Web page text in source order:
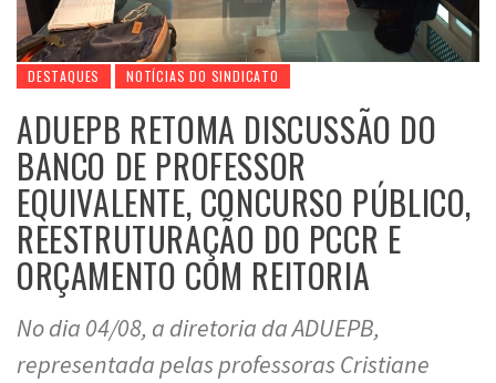
DESTAQUES NOTÍCIAS DO SINDICATO
ADUEPB RETOMA DISCUSSÃO DO
BANCO DE PROFESSOR
EQUIVALENTE, CONCURSO PÚBLICO,
REESTRUTURAÇÃO DO PCCR E
ORÇAMENTO COM REITORIA
No dia 04/08, a diretoria da ADUEPB,
representada pelas professoras Cristiane